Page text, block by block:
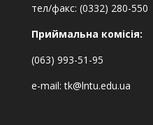
тел/факс: (0332) 280-550
Приймальна комісія:
(063) 993-51-95
e-mail:tk@lntu.edu.ua